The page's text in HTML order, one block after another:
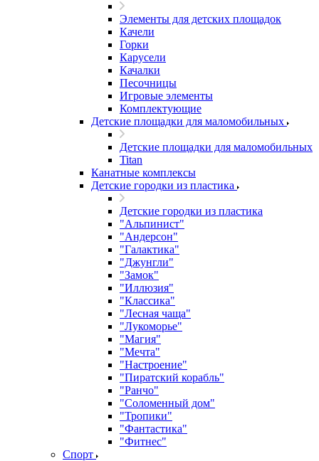
Элементы для детских площадок
Качели
Горки
Карусели
Качалки
Песочницы
Игровые элементы
Комплектующие
Детские площадки для маломобильных
Детские площадки для маломобильных
Titan
Канатные комплексы
Детские городки из пластика
Детские городки из пластика
"Альпинист"
"Андерсон"
"Галактика"
"Джунгли"
"Замок"
"Иллюзия"
"Классика"
"Лесная чаща"
"Лукоморье"
"Магия"
"Мечта"
"Настроение"
"Пиратский корабль"
"Ранчо"
"Соломенный дом"
"Тропики"
"Фантастика"
"Фитнес"
Спорт